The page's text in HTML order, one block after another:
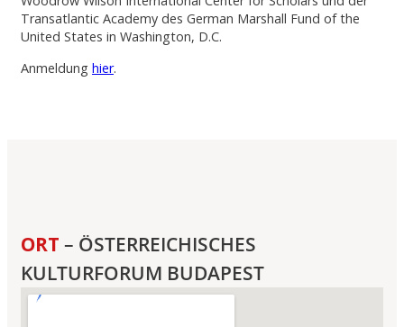
Transatlantic Academy des German Marshall Fund of the
United States in Washington, D.C.
Anmeldung hier.
ORT – ÖSTERREICHISCHES
KULTURFORUM BUDAPEST